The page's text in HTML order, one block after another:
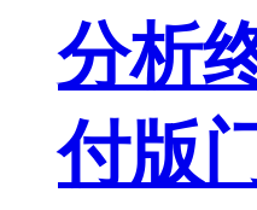
分析
付版